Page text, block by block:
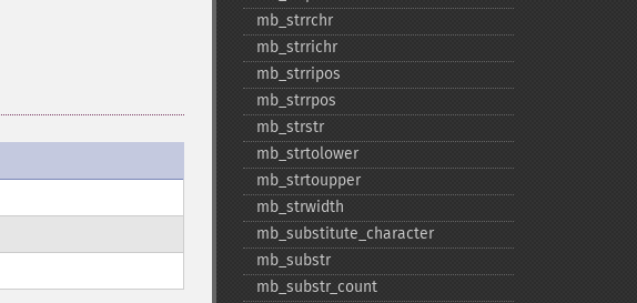
mb_​strrchr
mb_​strrichr
mb_​strripos
mb_​strrpos
mb_​strstr
mb_​strtolower
mb_​strtoupper
mb_​strwidth
mb_​substitute_​character
mb_​substr
mb_​substr_​count